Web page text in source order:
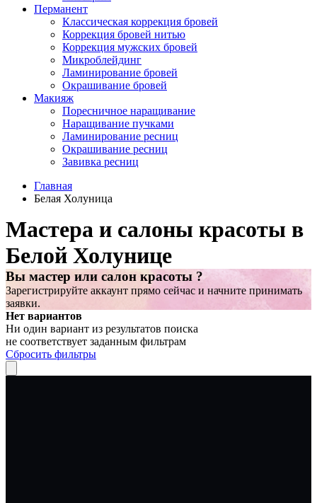
Перманент
Классическая коррекция бровей
Коррекция бровей нитью
Коррекция мужских бровей
Микроблейдинг
Ламинирование бровей
Окрашивание бровей
Макияж
Поресничное наращивание
Наращивание пучками
Ламинирование ресниц
Окрашивание ресниц
Завивка ресниц
Главная
Белая Холуница
Мастера и салоны красоты в
Белой Холунице
Вы мастер или салон красоты ?
Зарегистрируйте аккаунт прямо сейчас и начните принимать
заявки.
Нет вариантов
Ни один вариант из результатов поиска
не соответствует заданным фильтрам
Сбросить фильтры